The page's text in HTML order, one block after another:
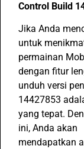
Control Build
Jika Anda
untuk
permainan
dengan fitur
unduh versi
14427853
yang tepat.
ini, Anda akan
mendapatkan